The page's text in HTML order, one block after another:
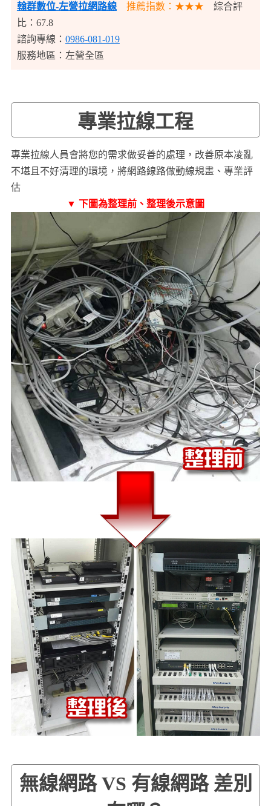
翰群數位-左營拉網路線 推薦指數：★★★
綜合評
比：67.8
諮詢專線： 0986-081-019
服務地區：左營全區
專業拉線工程
專業拉線人員會將您的需求做妥善的處理，改善原本凌亂
不堪且不好清理的環境，將網路線路做動線規畫、專業評
估
▼ 下圖為整理前、整理後示意圖
無線網路 VS 有線網路 差別